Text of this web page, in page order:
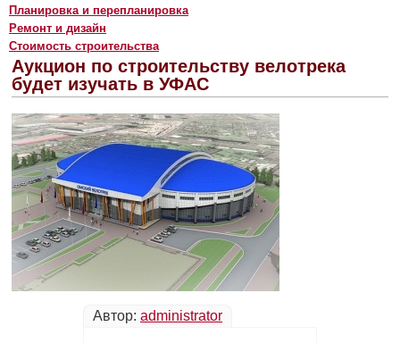
Планировка и перепланировка
Ремонт и дизайн
Стоимость строительства
Аукцион по строительству велотрека
будет изучать в УФАС
Автор: administrator